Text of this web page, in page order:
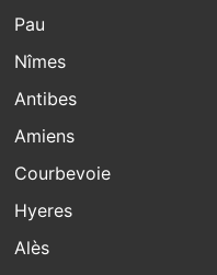
Pau
Nîmes
Antibes
Amiens
Courbevoie
Hyeres
Alès